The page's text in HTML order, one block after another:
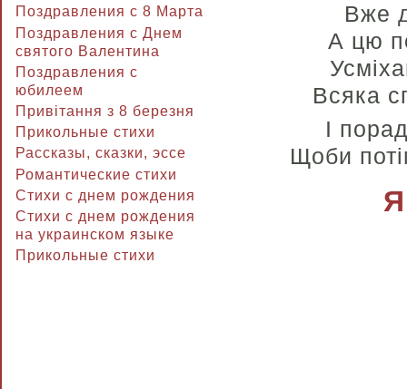
Поздравления с 8 Марта
Поздравления с Днем
святого Валентина
Поздравления с
юбилеем
Привітання з 8 березня
Прикольные стихи
Рассказы, сказки, эссе
Романтические стихи
Стихи с днем рождения
Стихи с днем рождения
на украинском языке
Прикольные стихи
Вже
А цю
Всяка
І
Щоби